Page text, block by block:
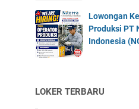
Lowongan
Produksi PT
Indonesia
LOKER TERBARU